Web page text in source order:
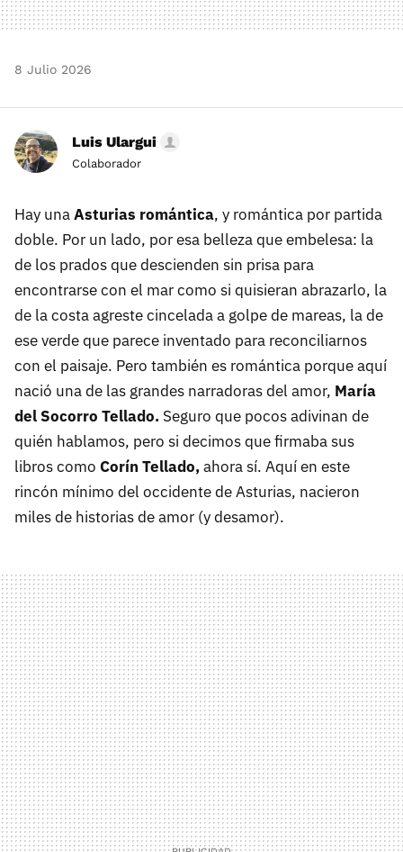
8 Julio 2026
Luis Ulargui
Colaborador
Hay unaAsturias romántica, y romántica por partida
doble. Por un lado, por esa belleza que embelesa: la
de los prados que descienden sin prisa para
encontrarse con el mar como si quisieran abrazarlo, la
de la costa agreste cincelada a golpe de mareas, la de
ese verde que parece inventado para reconciliarnos
con el paisaje. Pero también es romántica porque aquí
nació una de las grandes narradoras del amor, María
del Socorro Tellado. Seguro que pocos adivinan de
quién hablamos, pero si decimos que firmaba sus
libros como Corín Tellado,ahora sí. Aquí en este
rincón mínimo del occidente de Asturias, nacieron
miles de historias de amor (y desamor).